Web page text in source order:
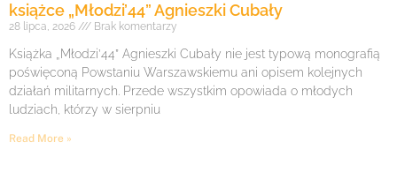
książce „Młodzi’44” Agnieszki Cubały
28 lipca, 2026 Brak komentarzy
Książka „Młodzi’44” Agnieszki Cubały nie jest typową monografią
poświęconą Powstaniu Warszawskiemu ani opisem kolejnych
działań militarnych. Przede wszystkim opowiada o młodych
ludziach, którzy w sierpniu
Read More »